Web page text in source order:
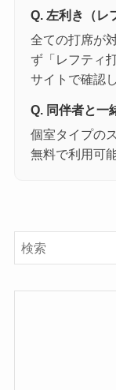
Q. 左利き（レ
全ての打席が
ず「レフティ
サイトで確認
Q. 同伴者と一
個室タイプの
無料で利用可